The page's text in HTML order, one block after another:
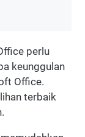
perlu
keunggulan
Office.
terbaik